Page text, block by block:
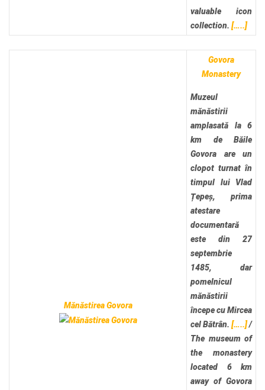
valuable icon
collection. […..]
Mănăstirea Govora
Govora
Monastery
Muzeul
mănăstirii
amplasată la 6
km de Băile
Govora are un
clopot turnat în
timpul lui Vlad
Țepeș, prima
atestare
documentară
este din 27
septembrie
1485, dar
pomelnicul
mănăstirii
începe cu Mircea
cel Bătrân. […..]/
The museum of
the monastery
located 6 km
away of Govora